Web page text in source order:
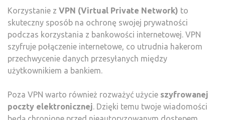
Korzystanie z VPN (Virtual Private Network) to
skuteczny sposób na ochronę swojej prywatności
podczas korzystania z bankowości internetowej. VPN
szyfruje połączenie internetowe, co utrudnia hakerom
przechwycenie danych przesyłanych między
użytkownikiem a bankiem.
Poza VPN warto również rozważyć użycie szyfrowanej
poczty elektronicznej. Dzięki temu twoje wiadomości